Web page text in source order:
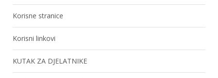
Korisne stranice
Korisni linkovi
KUTAK ZA DJELATNIKE